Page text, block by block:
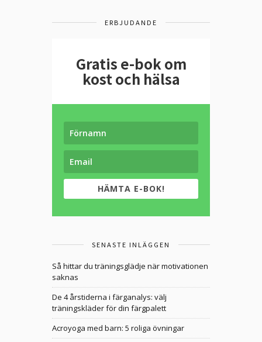
ERBJUDANDE
Gratis e-bok om
kost och hälsa
HÄMTA E-BOK!
SENASTE INLÄGGEN
Så hittar du träningsglädje när motivationen
saknas
De 4 årstiderna i färganalys: välj
träningskläder för din färgpalett
Acroyoga med barn: 5 roliga övningar